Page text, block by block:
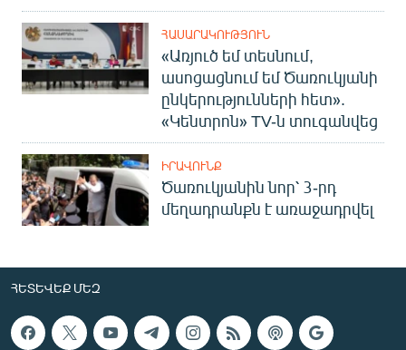
ՀԱՍԱՐԱԿՈՒԹՅՈՒՆ
«Առյուծ եմ տեսնում,
ասոցացնում եմ Ծառուկյանի
ընկերությունների հետ».
«Կենտրոն» TV-ն տուգանվեց
ԻՐԱՎՈՒՆՔ
Ծառուկյանին նոր՝ 3-րդ
մեղադրանքն է առաջադրվել
ՀԵՏԵՎԵՔ ՄԵԶ